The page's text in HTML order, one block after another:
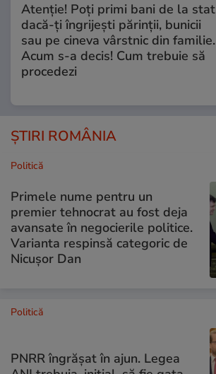
Atenție! Poți primi bani de la stat
dacă-ți îngrijești părinții, bunicii
sau pe cineva vârstnic din familie.
Acum s-a decis! Cum trebuie să
procedezi
ȘTIRI ROMÂNIA
Politică
Primele nume pentru un
premier tehnocrat au fost deja
avansate în negocierile politice.
Varianta respinsă categoric de
Nicușor Dan
Politică
PNRR îngrășat în ajun. Legea